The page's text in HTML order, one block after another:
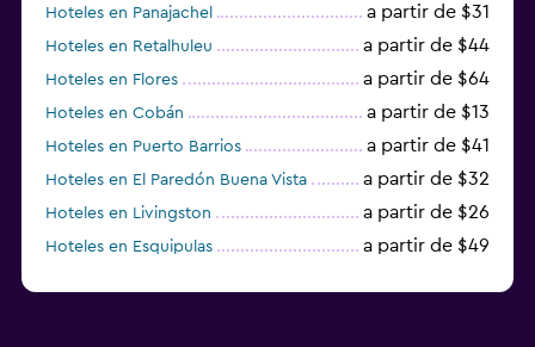
Hoteles en Panajachel a partir de $31
Hoteles en Retalhuleu a partir de $44
Hoteles en Flores a partir de $64
Hoteles en Cobán a partir de $13
Hoteles en Puerto Barrios a partir de $41
Hoteles en El Paredón Buena Vista a partir de $32
Hoteles en Livingston a partir de $26
Hoteles en Esquipulas a partir de $49